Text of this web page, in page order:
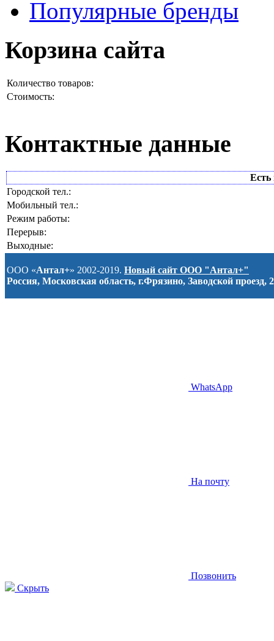
Популярные бренды
Корзина сайта
Количество товаров:
Стоимость:
Контактные данные
Есть
Городской тел.:
Мобильный тел.:
Режим работы:
Перерыв:
Выходные:
ООО «Антал+» 2002-2019. Новый сайт ООО "Антал+"
Россия, Московская область, г.Фрязино, Заводской проезд, 2
WhatsApp
На почту
Позвонить
Скрыть